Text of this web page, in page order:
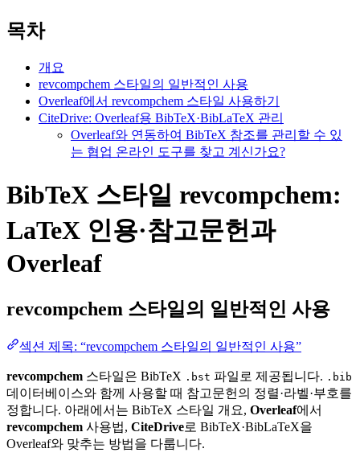
목차
개요
revcompchem 스타일의 일반적인 사용
Overleaf에서 revcompchem 스타일 사용하기
CiteDrive: Overleaf용 BibTeX·BibLaTeX 관리
Overleaf와 연동하여 BibTeX 참조를 관리할 수 있
는 협업 온라인 도구를 찾고 계신가요?
BibTeX 스타일 revcompchem:
LaTeX 인용·참고문헌과
Overleaf
revcompchem 스타일의 일반적인 사용
섹션 제목: “revcompchem 스타일의 일반적인 사용”
revcompchem 스타일은 BibTeX .bst 파일로 제공됩니다. .bib
데이터베이스와 함께 사용할 때 참고문헌의 정렬·라벨·부호를
정합니다. 아래에서는 BibTeX 스타일 개요, Overleaf에서
revcompchem 사용법, CiteDrive로 BibTeX·BibLaTeX을
Overleaf와 맞추는 방법을 다룹니다.